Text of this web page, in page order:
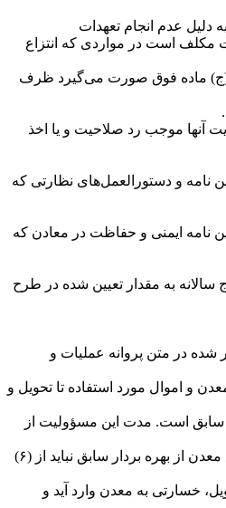
دلیل عدم انجام تعهدات
مکلف است در مواردی که انتزاع
(ج) ماده فوق صورت می‌گیرد ظرف
آنها موجب رد صلاحیت و یا اخذ
نامه و دستورالعمل‌های نظارتی که
نامه ایمنی و حفاظت در معادن که
سالانه به مقدار تعیین شده در طرح
شده در متن پروانه عملیات و
معدن و اموال مورد استفاده تا تحویل و
سابق است. مدت این مسؤولیت از
معادن و فلزات مبنی بر انتزاع معدن از بهره بردار سابق نباید از (۶)
خسارتی به معدن وارد آید و